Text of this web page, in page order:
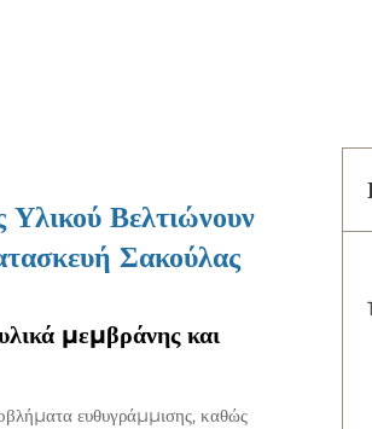
Βελτιώνουν
Σακούλας
μεμβράνης και
ευθυγράμμισης, καθώς